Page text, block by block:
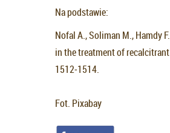
Na podstawie:
Nofal A., Soliman M., Hamdy
in the treatment of
1512‐1514.
Fot. Pixabay